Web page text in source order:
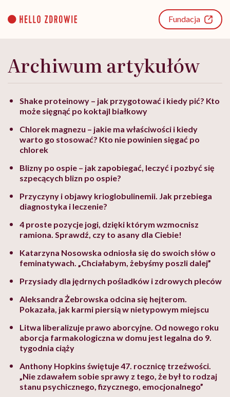
content
Fundacja
Archiwum artykułów
Shake proteinowy – jak przygotować i kiedy pić? Kto
może sięgnąć po koktajl białkowy
Chlorek magnezu – jakie ma właściwości i kiedy
warto go stosować? Kto nie powinien sięgać po
chlorek
Blizny po ospie – jak zapobiegać, leczyć i pozbyć się
szpecących blizn po ospie?
Przyczyny i objawy krioglobulinemii. Jak przebiega
diagnostyka i leczenie?
4 proste pozycje jogi, dzięki którym wzmocnisz
ramiona. Sprawdź, czy to asany dla Ciebie!
Katarzyna Nosowska odniosła się do swoich słów o
feminatywach. „Chciałabym, żebyśmy poszli dalej”
Przysiady dla jędrnych pośladków i zdrowych pleców
Aleksandra Żebrowska odcina się hejterom.
Pokazała, jak karmi piersią w nietypowym miejscu
Litwa liberalizuje prawo aborcyjne. Od nowego roku
aborcja farmakologiczna w domu jest legalna do 9.
tygodnia ciąży
Anthony Hopkins świętuje 47. rocznicę trzeźwości.
„Nie zdawałem sobie sprawy z tego, że był to rodzaj
stanu psychicznego, fizycznego, emocjonalnego”